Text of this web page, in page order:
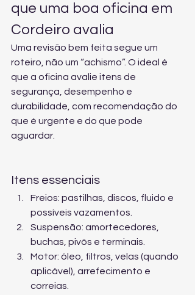
que uma boa oficina em
Cordeiro avalia
Uma revisão bem feita segue um
roteiro, não um “achismo”. O ideal é
que a oficina avalie itens de
segurança, desempenho e
durabilidade, com recomendação do
que é urgente e do que pode
aguardar.
Itens essenciais
Freios: pastilhas, discos, fluido e
possíveis vazamentos.
Suspensão: amortecedores,
buchas, pivôs e terminais.
Motor: óleo, filtros, velas (quando
aplicável), arrefecimento e
correias.